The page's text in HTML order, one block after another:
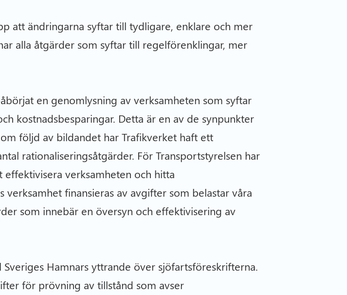
att ändringarna syftar till tydligare, enklare och mer
alla åtgärder som syftar till regelförenklingar, mer
en genomlysning av verksamheten som syftar
kostnadsbesparingar. Detta är en av de synpunkter
följd av bildandet har Trafikverket haft ett
rationaliseringsåtgärder. För Transportstyrelsen har
verksamheten och hitta
finansieras av avgifter som belastar våra
som innebär en översyn och effektivisering av
Hamnars yttrande över sjöfartsföreskrifterna.
för prövning av tillstånd som avser